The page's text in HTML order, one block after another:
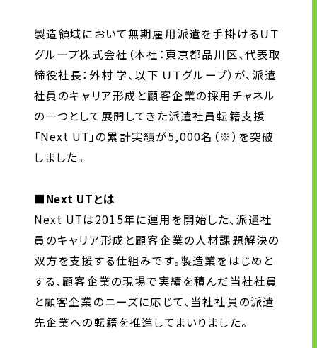
お問い合わせ
お問い合わせ・ご相談
人材派遣・請負に関して
WEB お問い合わせ
中途採用に関して
新卒採用に関して
投資家情報に関して
PR・ホームページに関して
U-LIFE
製造領域において無期雇用派遣を手掛けるＵＴ
グループ株式会社（本社：東京都品川区、代表取
締役社長：外村 学、以下 ＵＴグループ）が、派遣
社員のキャリア形成と顧客企業の採用チャネル
の一つとして展開してきた派遣社員転籍支援
「Next UT」の累計実績が5,000名（※）を突破
しました。
■Next UTとは
Next UTは2015年に運用を開始した、派遣社
員のキャリア形成と顧客企業の人材課題解決の
双方を支援する仕組みです。製造業をはじめと
する、顧客企業の現場で実績を積んだ当社社員
と顧客企業のニーズに応じて、当社社員の派遣
先企業への転籍を推進してまいりました。